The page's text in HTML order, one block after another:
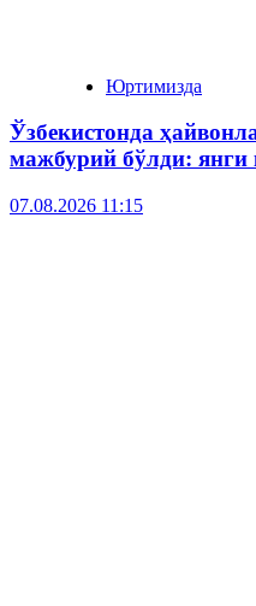
Юртимизда
Ўзбекистонда
мажбурий бўлди: янги
07.08.2026 11:15